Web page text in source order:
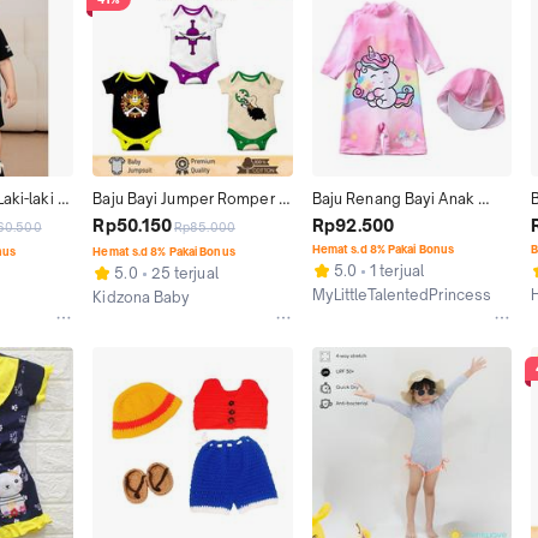
laki
Elegan
Baju Bayi Jumper Romper
Jumsuit Baby Newborn 0 12
Bulan Karakter Lucu One
Piece Shirohige Sunny
Ussop Hadiah Hampers
Kado Lahiran
Rp50.150Rp85.000
Hemat s.d 8% Pakai Bonus
5.0
25 terjual
Kidzona Baby
Baju Renang Bayi Anak
Import One Piece Lengan
Pendek Unicorn
Rp92.500
Hemat s.d 8% Pakai Bonus
5.0
1 terjual
MyLittleTalentedPrincess